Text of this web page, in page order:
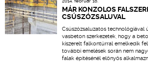
CPR TERMÉKKIÍRÁS
ÉPÍTÉSI JOG
ONLINE KÉPZÉSEK
MÁR KONZOLOS
CSÚSZÓZSALUVAL
Csúszózsaluzatos
vasbeton szerkezetek, hogy a
kiszerelt falkontúrral emelkedik
további emelések során nem
falak építésénél előnyös